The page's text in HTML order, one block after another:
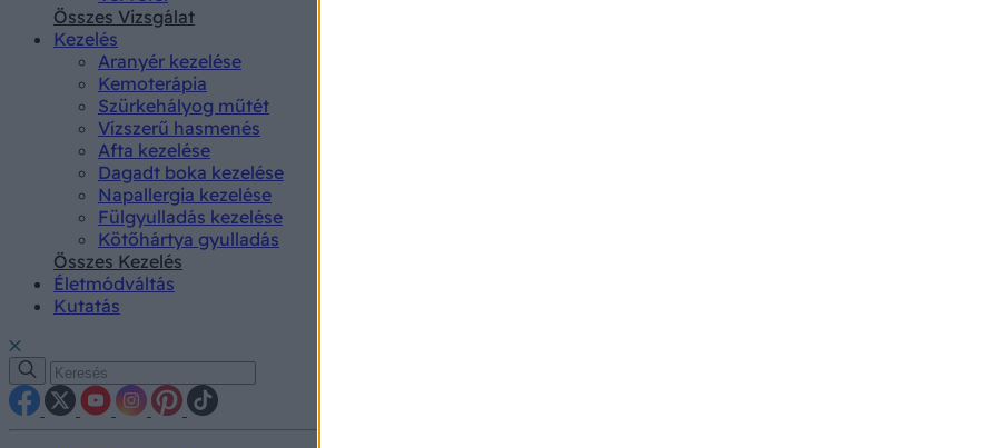
Összes Vizsgálat
Kezelés
Aranyér kezelése
Kemoterápia
Szürkehályog műtét
Vízszerű hasmenés
Afta kezelése
Dagadt boka kezelése
Napallergia kezelése
Fülgyulladás kezelése
Kötőhártya gyulladás
Összes Kezelés
Életmódváltás
Kutatás